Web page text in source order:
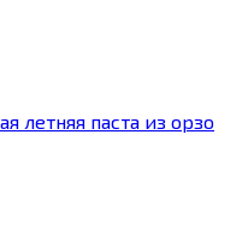
летняя паста из орзо